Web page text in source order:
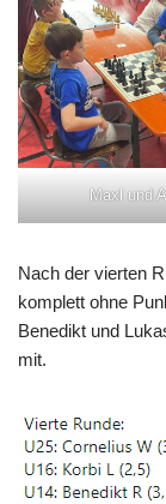
Maxl und
Nach der vierten
komplett ohne
Benedikt und
mit.